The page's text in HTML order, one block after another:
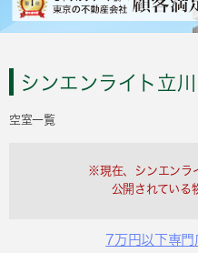
シンエンライト立
空室一覧
※現在、シンエンラ
公開されている
7万円以下専門